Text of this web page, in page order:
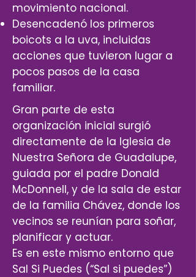
movimiento nacional.
Desencadenó los primeros
boicots a la uva, incluidas
acciones que tuvieron lugar a
pocos pasos de la casa
familiar.
Gran parte de esta
organización inicial surgió
directamente de la Iglesia de
Nuestra Señora de Guadalupe,
guiada por el padre Donald
McDonnell, y de la sala de estar
de la familia Chávez, donde los
vecinos se reunían para soñar,
planificar y actuar.
Es en este mismo entorno que
Sal Si Puedes (“Sal si puedes”)